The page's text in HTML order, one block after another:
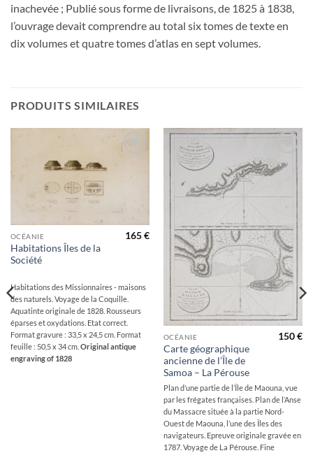
inachevée ; Publié sous forme de livraisons, de 1825 à 1838,
l’ouvrage devait comprendre au total six tomes de texte en
dix volumes et quatre tomes d’atlas en sept volumes.
PRODUITS SIMILAIRES
OCÉANIE
Habitations Îles de la
Société
165€
Habitations des Missionnaires - maisons
des naturels. Voyage de la Coquille.
Aquatinte originale de 1828. Rousseurs
éparses et oxydations. Etat correct.
Format gravure : 33,5 x 24,5 cm. Format
feuille : 50,5 x 34 cm. Original antique
engraving of 1828
Ajouter
à la
OCÉANIE
Carte géographique
ancienne de l’Île de
Samoa – La Pérouse
150€
Plan d’une partie de l’Île de Maouna, vue
par les frégates françaises. Plan de l’Anse
du Massacre située à la partie Nord-
Ouest de Maouna, l’une des Îles des
navigateurs. Epreuve originale gravée en
1787. Voyage de La Pérouse. Fine